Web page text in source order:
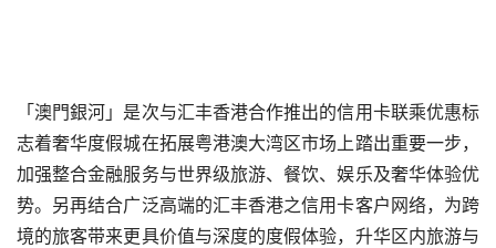
「澳門銀河」是次与汇丰香港合作推出的信用卡联乘优惠标
志着奢华度假城在拓展粤港澳大湾区市场上踏出重要一步，
加强整合金融服务与世界级旅游、餐饮、娱乐及奢华体验优
势。另再结合广泛高端的汇丰香港之信用卡客户网络，为跨
境的旅客带来更具价值与深度的度假体验，升华区内旅游与